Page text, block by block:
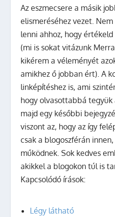
Az eszmecsere a másik
elismeréséhez vezet.
lenni ahhoz, hogy
(mi is sokat vitázunk
kikérem a véleményét
amikhez ő jobban ért). A
linképítéshez is, ami
hogy olvasottabbá
majd egy későbbi
viszont az, hogy az így
csak a blogoszférán
működnek. Sok kedves
akikkel a blogokon túl is
Kapcsolódó írások:
Légy látható